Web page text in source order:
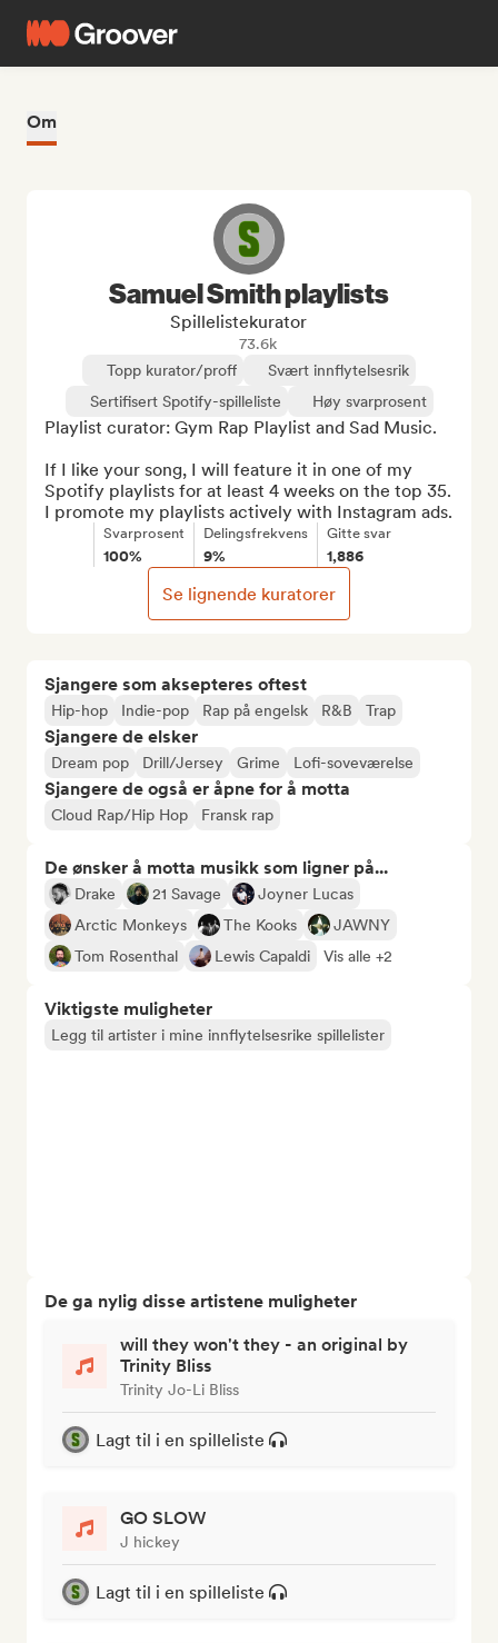
Om
Sjangere som aksepteres oftest
Hip-hop Indie-pop Rap på engelsk R&B Trap
Sjangere de elsker
Dream pop Drill/Jersey Grime Lofi-soveværelse
Sjangere de også er åpne for å motta
Cloud Rap/Hip Hop Fransk rap
De ønsker å motta musikk som ligner på...
Drake 21 Savage
Joyner Lucas
Arctic Monkeys
The Kooks
JAWNY
Tom Rosenthal
Lewis Capaldi Vis alle +2
Viktigste muligheter
Legg til artister i mine innflytelsesrike spillelister
De ga nylig disse artistene muligheter
will they won't they - an original by
Trinity Bliss
Trinity Jo-Li Bliss
Lagt til i en spilleliste
GO SLOW
J hickey
Lagt til i en spilleliste
Samuel Smith playlists
Spillelistekurator
73.6k
Topp kurator/proff
Svært innflytelsesrik
Sertifisert Spotify-spilleliste
Høy svarprosent
Playlist curator: Gym Rap Playlist and Sad Music.
If I like your song, I will feature it in one of my
Spotify playlists for at least 4 weeks on the top 35.
I promote my playlists actively with Instagram ads.
Svarprosent
100%
Delingsfrekvens
9%
Gitte svar
1,886
Se lignende kuratorer